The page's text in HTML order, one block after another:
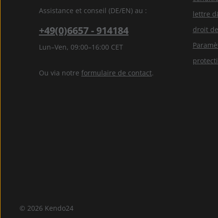
Assistance et conseil (DE/EN) au :
+49(0)6657 - 914184
Lun–Ven, 09:00–16:00 CET
Ou via notre formulaire de contact.
lettre
droit
© 2026 Kendo24